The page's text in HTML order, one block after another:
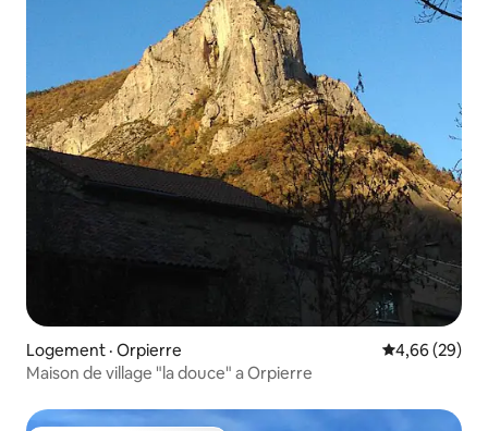
Logement · Orpierre Note
4,66 (29)
Maison de village "la douce" a Orpierre